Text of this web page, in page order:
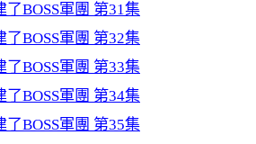
BOSS軍團 第31集
BOSS軍團 第32集
BOSS軍團 第33集
BOSS軍團 第34集
BOSS軍團 第35集